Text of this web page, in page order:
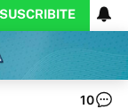
SUSCRIBITE
10